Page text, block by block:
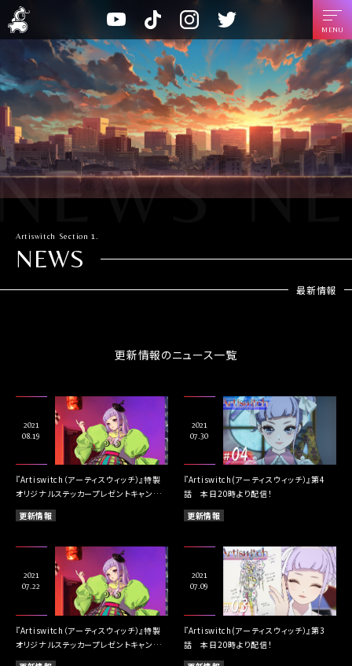
r
t
w
i
t
c
h
Y
u
t
b
e
T
i
k
T
o
k
I
n
s
a
g
a
m
T
i
t
e
r
Artiswitch Section 1.
NEWS
最新情報
更新情報のニュース一覧
2021
08.19
『Artiswitch（アーティスウィッチ）』特製
オリジナルステッカープレゼントキャンペ
ーン第2弾を実施！
更新情報
2021
07.30
『Artiswitch(アーティスウィッチ）』第4
話 本日20時より配信！
更新情報
2021
07.22
『Artiswitch（アーティスウィッチ）』特製
オリジナルステッカープレゼントキャンペ
ーンを実施！
2021
07.09
『Artiswitch(アーティスウィッチ）』第3
話 本日20時より配信！